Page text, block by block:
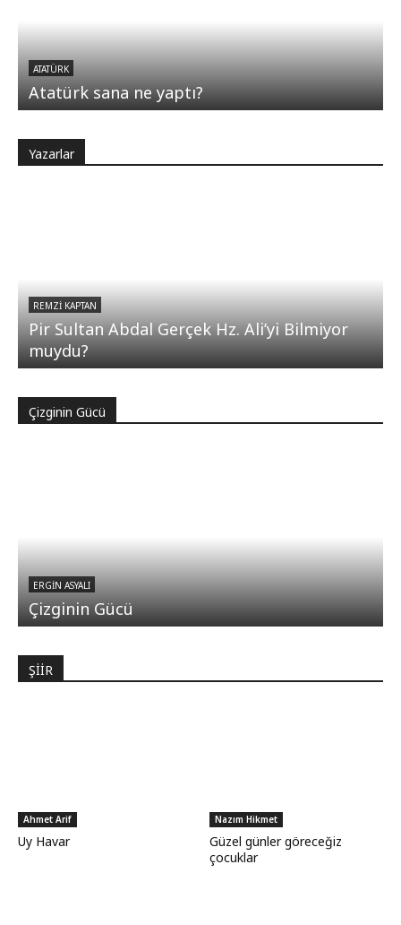
ATATÜRK
Atatürk sana ne yaptı?
Yazarlar
REMZI KAPTAN
Pir Sultan Abdal Gerçek Hz. Ali’yi Bilmiyor
muydu?
Çizginin Gücü
ERGIN ASYALI
Çizginin Gücü
ŞİİR
Ahmet Arif
Uy Havar
Nazım Hikmet
Güzel günler göreceğiz
çocuklar